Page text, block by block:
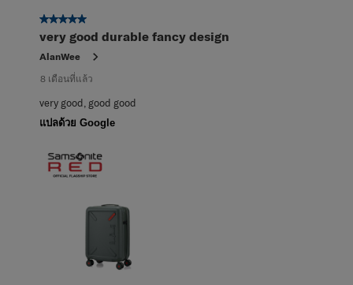
วิจารณ์
5 จาก 5 ดาว
very good durable fancy design
AlanWee
8 เดือนที่แล้ว
very good, good good
แปลด้วย Google